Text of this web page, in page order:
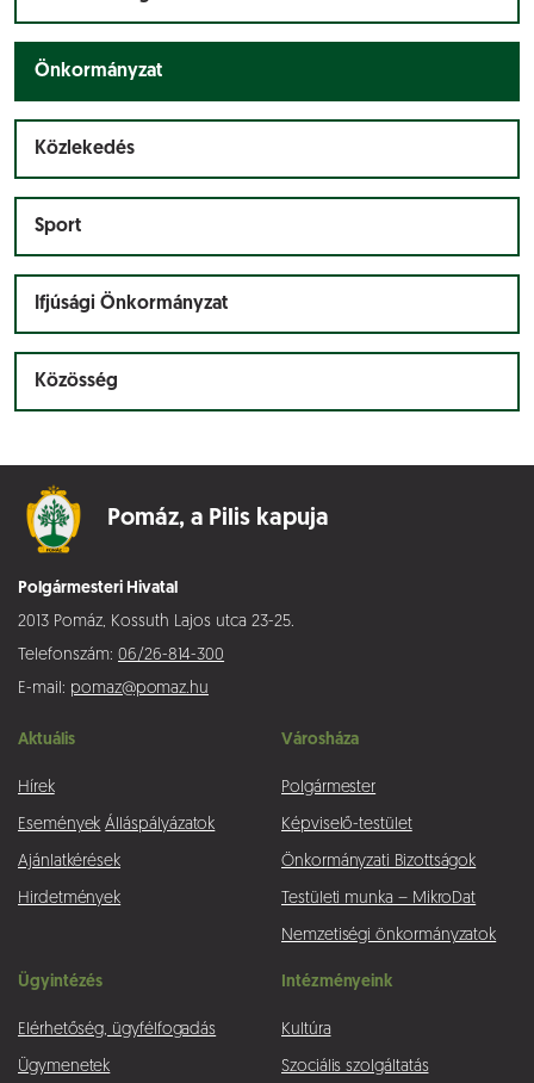
Önkormányzat
Közlekedés
Sport
Ifjúsági Önkormányzat
Közösség
Pomáz, a Pilis kapuja
Polgármesteri Hivatal
2013 Pomáz, Kossuth Lajos utca 23-25.
Telefonszám: 06/26-814-300
E-mail: pomaz@pomaz.hu
Aktuális
Hírek
Események Álláspályázatok
Ajánlatkérések
Hirdetmények
Városháza
Polgármester
Képviselő-testület
Önkormányzati Bizottságok
Testületi munka – MikroDat
Nemzetiségi önkormányzatok
Ügyintézés
Elérhetőség, ügyfélfogadás
Ügymenetek
Intézményeink
Kultúra
Szociális szolgáltatás